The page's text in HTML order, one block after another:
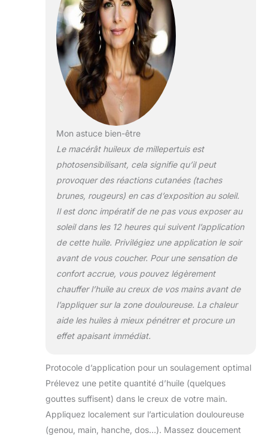
Mon astuce bien-être
Le macérât huileux de millepertuis est
photosensibilisant, cela signifie qu’il peut
provoquer des réactions cutanées (taches
brunes, rougeurs) en cas d’exposition au soleil.
Il est donc impératif de ne pas vous exposer au
soleil dans les 12 heures qui suivent l’application
de cette huile. Privilégiez une application le soir
avant de vous coucher. Pour une sensation de
confort accrue, vous pouvez légèrement
chauffer l’huile au creux de vos mains avant de
l’appliquer sur la zone douloureuse. La chaleur
aide les huiles à mieux pénétrer et procure un
effet apaisant immédiat.
Protocole d’application pour un soulagement optimal
Prélevez une petite quantité d’huile (quelques
gouttes suffisent) dans le creux de votre main.
Appliquez localement sur l’articulation douloureuse
(genou, main, hanche, dos…). Massez doucement